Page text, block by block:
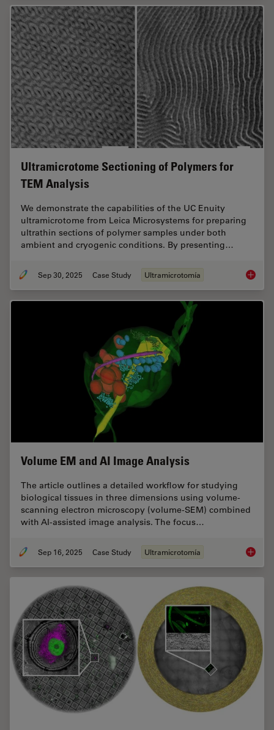
Ultramicrotome Sectioning of Polymers for
TEM Analysis
We demonstrate the capabilities of the UC Enuity
ultramicrotome from Leica Microsystems for preparing
ultrathin sections of polymer samples under both
ambient and cryogenic conditions. By presenting…
Sep 30, 2025 Case Study Ultramicrotomía
Volume EM and AI Image Analysis
The article outlines a detailed workflow for studying
biological tissues in three dimensions using volume-
scanning electron microscopy (volume-SEM) combined
with AI-assisted image analysis. The focus…
Sep 16, 2025 Case Study Ultramicrotomía Volume